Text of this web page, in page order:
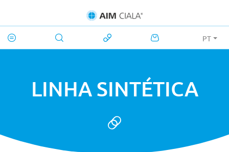
PT
LINHA SINTÉTICA